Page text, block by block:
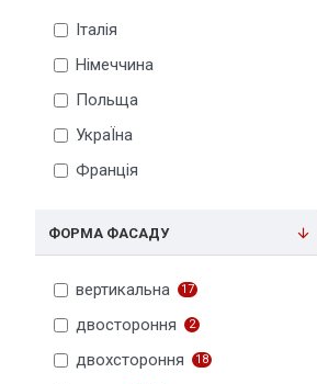
Італія
Німеччина
Польща
УкраЇна
Франція
ФОРМА ФАСАДУ
вертикальна 17
двостороння 2
двохстороння 18